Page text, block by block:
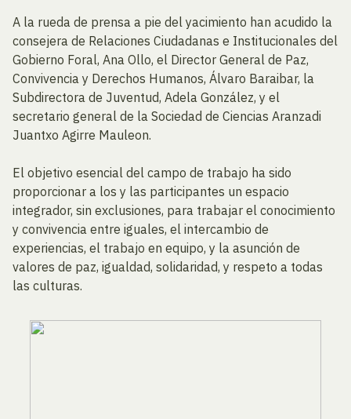
A la rueda de prensa a pie del yacimiento han acudido la
consejera de Relaciones Ciudadanas e Institucionales del
Gobierno Foral, Ana Ollo, el Director General de Paz,
Convivencia y Derechos Humanos, Álvaro Baraibar, la
Subdirectora de Juventud, Adela González, y el
secretario general de la Sociedad de Ciencias Aranzadi
Juantxo Agirre Mauleon.
El objetivo esencial del campo de trabajo ha sido
proporcionar a los y las participantes un espacio
integrador, sin exclusiones, para trabajar el conocimiento
y convivencia entre iguales, el intercambio de
experiencias, el trabajo en equipo, y la asunción de
valores de paz, igualdad, solidaridad, y respeto a todas
las culturas.